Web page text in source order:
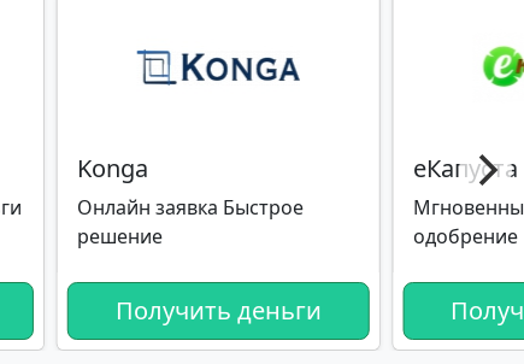
Konga
Онлайн заявка Быстрое
решение
Получить деньги
еКапуста
одобрение